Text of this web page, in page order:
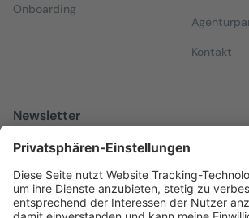
Onboarding
Kontakt
Newsletter
Melden Sie sich zu unserem kostenfreien
über alles Wissenswerte rund um Local
Laufenden hält.